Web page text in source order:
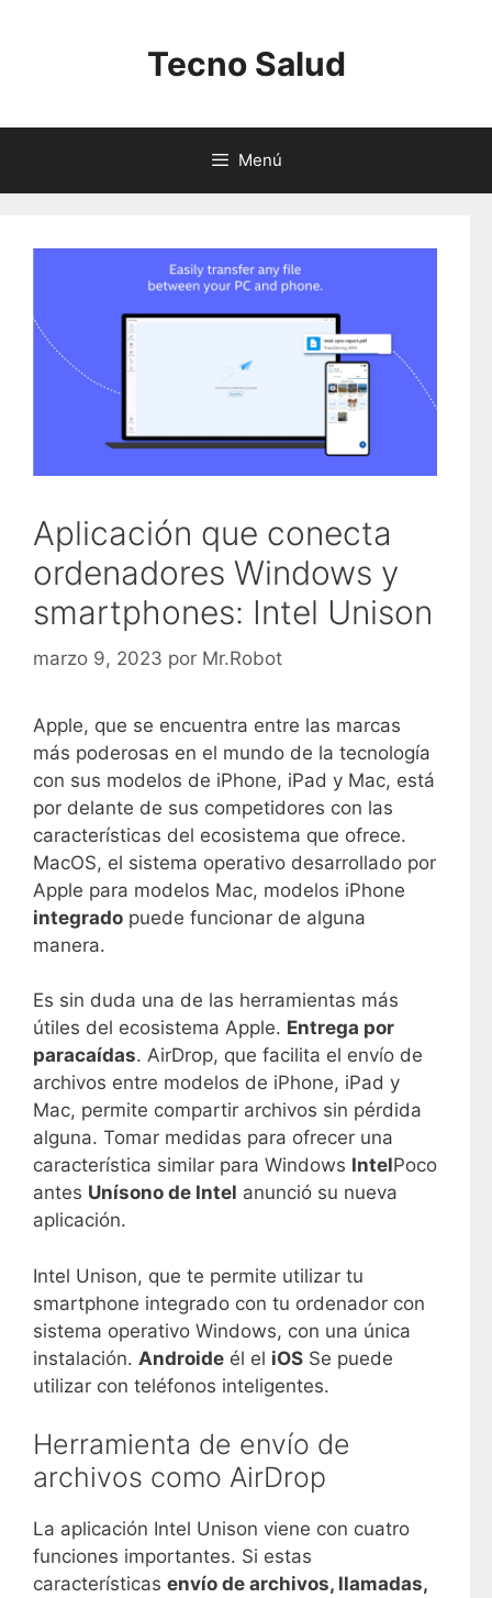
Tecno Salud
Menú
Aplicación que conecta
ordenadores Windows y
smartphones: Intel Unison
marzo 9, 2023 por Mr.Robot
Apple, que se encuentra entre las marcas
más poderosas en el mundo de la tecnología
con sus modelos de iPhone, iPad y Mac, está
por delante de sus competidores con las
características del ecosistema que ofrece.
MacOS, el sistema operativo desarrollado por
Apple para modelos Mac, modelos iPhone
integrado puede funcionar de alguna
manera.
Es sin duda una de las herramientas más
útiles del ecosistema Apple. Entrega por
paracaídas. AirDrop, que facilita el envío de
archivos entre modelos de iPhone, iPad y
Mac, permite compartir archivos sin pérdida
alguna. Tomar medidas para ofrecer una
característica similar para Windows IntelPoco
antes Unísono de Intel anunció su nueva
aplicación.
Intel Unison, que te permite utilizar tu
smartphone integrado con tu ordenador con
sistema operativo Windows, con una única
instalación. Androide él el iOS Se puede
utilizar con teléfonos inteligentes.
Herramienta de envío de
archivos como AirDrop
La aplicación Intel Unison viene con cuatro
funciones importantes. Si estas
características envío de archivos, llamadas,